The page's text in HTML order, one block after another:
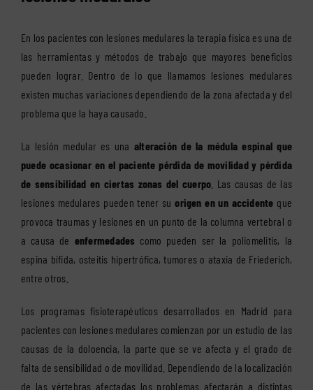
En los pacientes con lesiones medulares la terapia física es una de
las herramientas y métodos de trabajo que mayores beneficios
pueden lograr. Dentro de lo que llamamos lesiones medulares
existen muchas variaciones dependiendo de la zona afectada y del
problema que la haya causado.
La lesión medular es una alteración de la médula espinal que
puede ocasionar en el paciente pérdida de movilidad y pérdida
de sensibilidad en ciertas zonas del cuerpo . Las causas de las
lesiones medulares pueden tener suorigen en un accidente que
provoca traumas y lesiones en un punto de la columna vertebral o
a causa de enfermedades como pueden ser la poliomelitis, la
espina bífida, osteitis hipertrófica, tumores o ataxia de Friederich,
entre otros.
Los programas fisioterapéuticos desarrollados en Madrid para
pacientes con lesiones medulares comienzan por un estudio de las
causas de la doloencia, la parte que se ve afecta y el grado de
falta de sensibilidad o de movilidad. Dependiendo de la localización
de las vértebras afectadas los problemas afectarán a distintas